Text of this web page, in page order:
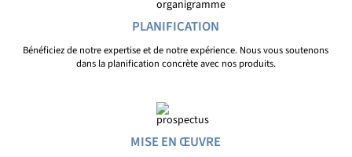
PLANIFICATION
Bénéficiez de notre expertise et de notre expérience. Nous vous soutenons
dans la planification concrète avec nos produits.
MISE EN ŒUVRE